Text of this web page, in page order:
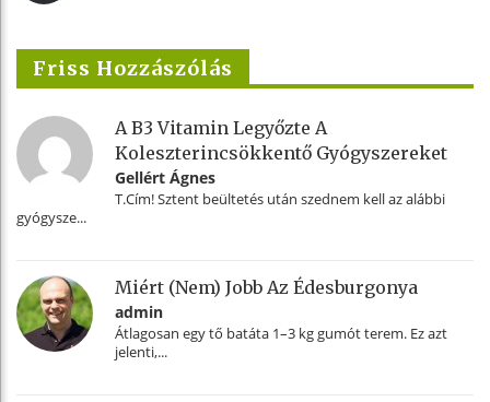
Friss Hozzászólás
A B3 Vitamin Legyőzte A
Koleszterincsökkentő Gyógyszereket
Gellért Ágnes
T.Cím! Sztent beültetés után szednem kell az alábbi
gyógysze...
Miért (nem) Jobb Az Édesburgonya
admin
Átlagosan egy tő batáta 1–3 kg gumót terem. Ez azt
jelenti,...